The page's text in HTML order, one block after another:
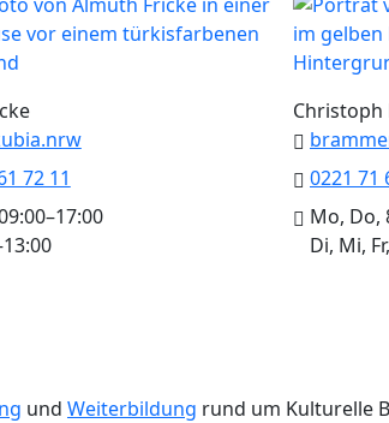
72 11
0221 71
Mo, Do,
Di, Mi,
und Weiterbildung rund um Kulturelle